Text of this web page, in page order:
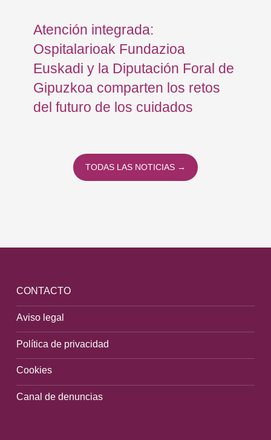
Atención integrada:
Ospitalarioak Fundazioa
Euskadi y la Diputación Foral de
Gipuzkoa comparten los retos
del futuro de los cuidados
TODAS LAS NOTICIAS →
CONTACTO
Aviso legal
Política de privacidad
Cookies
Canal de denuncias